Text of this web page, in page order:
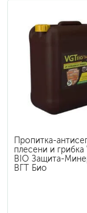
Пропитка-
плесени и грибка
BIO Защита-
ВГТ Био